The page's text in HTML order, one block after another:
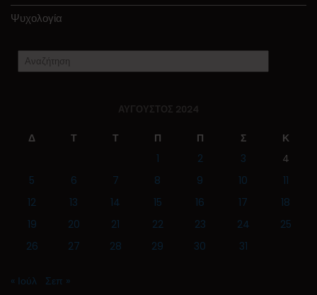
Ψυχολογία
ΑΎΓΟΥΣΤΟΣ 2024
Δ Τ Τ Π Π Σ
Κ
1
2 3
4
5
6 7 8 9 10
11
12
13 14 15 16 17
18
19
20 21 22 23 24
25
26
27 28 29 30 31
« Ιούλ Σεπ »